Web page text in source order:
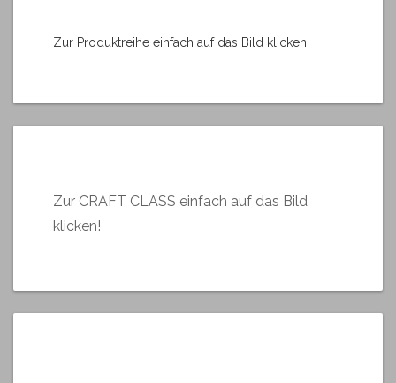
Zur Produktreihe einfach auf das Bild klicken!
Zur CRAFT CLASS einfach auf das Bild
klicken!